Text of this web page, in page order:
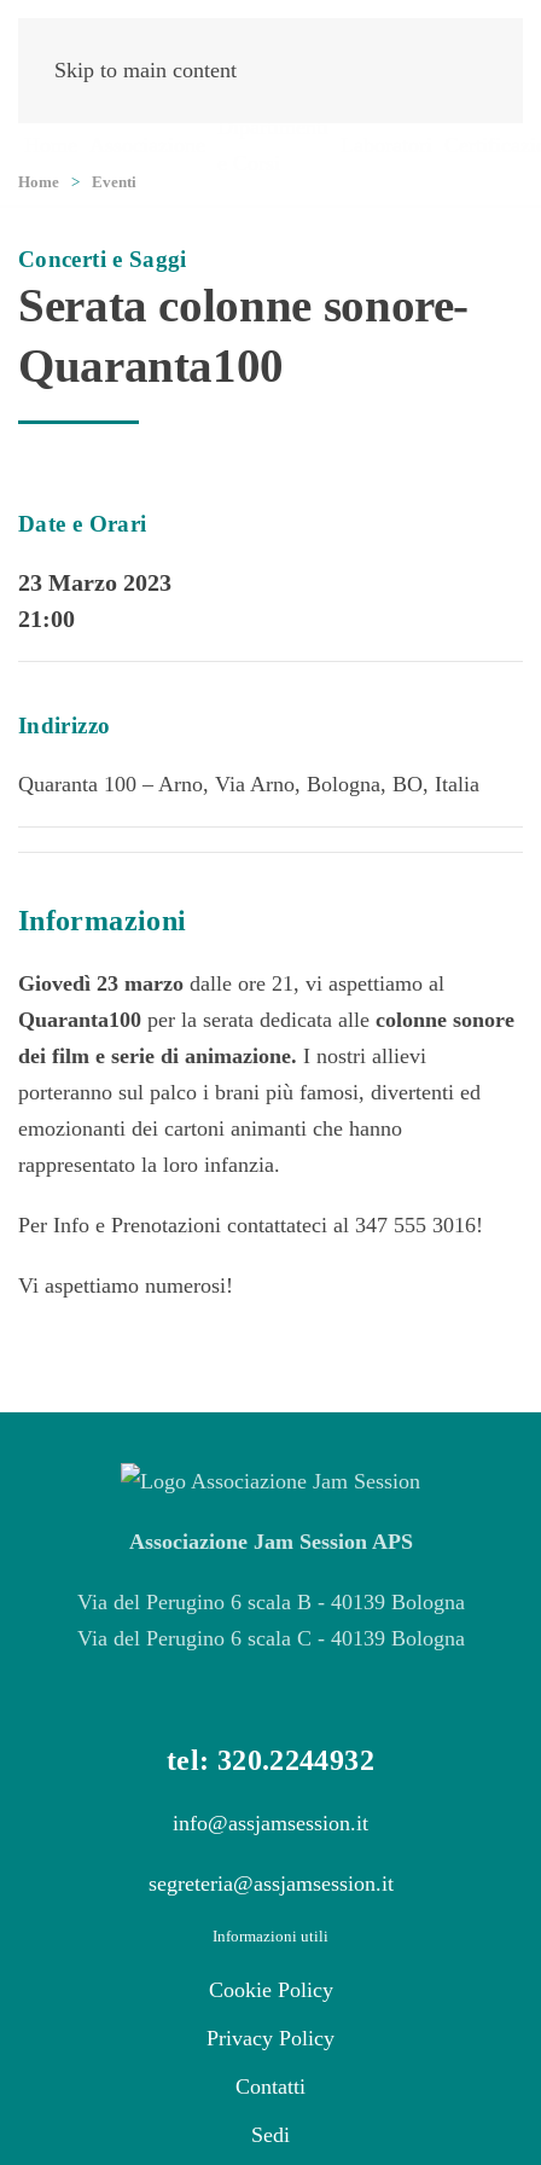
Skip to main content
Home Eventi
Concerti e Saggi
Serata colonne sonore-
Quaranta100
Date e Orari
23 Marzo 2023
21:00
Indirizzo
Quaranta 100 – Arno, Via Arno, Bologna, BO, Italia
Informazioni
Giovedì 23 marzo dalle ore 21, vi aspettiamo al
Quaranta100 per la serata dedicata alle colonne sonore
dei film e serie di animazione. I nostri allievi
porteranno sul palco i brani più famosi, divertenti ed
emozionanti dei cartoni animanti che hanno
rappresentato la loro infanzia.
Per Info e Prenotazioni contattateci al 347 555 3016!
Vi aspettiamo numerosi!
Associazione Jam Session APS
Via del Perugino 6 scala B - 40139 Bologna
Via del Perugino 6 scala C - 40139 Bologna
tel: 320.2244932
info@assjamsession.it
segreteria@assjamsession.it
Informazioni utili
Cookie Policy
Privacy Policy
Contatti
Sedi